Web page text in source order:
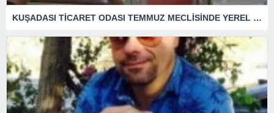
KUŞADASI TİCARET ODASI TEMMUZ MECLİSİNDE YEREL İŞLETMELERE ANLAMLI DESTEK